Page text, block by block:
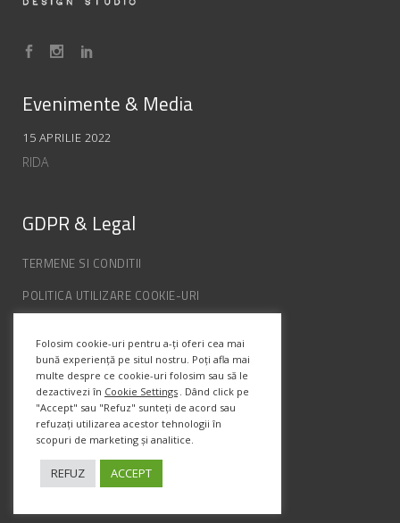
Evenimente & Media
15 APRILIE 2022
RIDA
GDPR & Legal
TERMENE SI CONDITII
POLITICA UTILIZARE COOKIE-URI
ANPC
Info Contact
Str. Semenic, Nr.1, Ap.5, Timisoara.
Telefon:(+4) 0747 066 701
Folosim cookie-uri pentru a-ți oferi cea mai
bună experiență pe situl nostru. Poți afla mai
multe despre ce cookie-uri folosim sau să le
dezactivezi în Cookie Settings . Dând click pe
"Accept" sau "Refuz" sunteți de acord sau
refuzați utilizarea acestor tehnologii în
scopuri de marketing și analitice.
REFUZ ACCEPT